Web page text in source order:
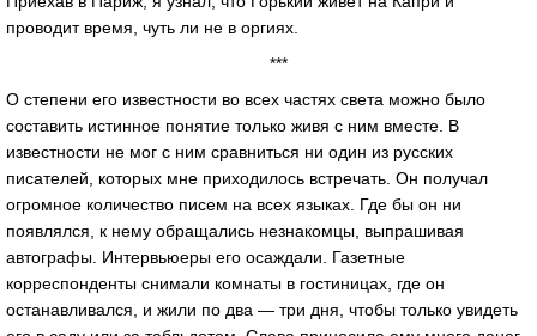
проводит время, чуть ли не в оргиях.
***
О степени его известности во всех частях света можно было
составить истинное понятие только живя с ним вместе. В
известности не мог с ним сравниться ни один из русских
писателей, которых мне приходилось встречать. Он получал
огромное количество писем на всех языках. Где бы он ни
появлялся, к нему обращались незнакомцы, выпрашивая
автографы. Интервьюеры его осаждали. Газетные
корреспонденты снимали комнаты в гостиницах, где он
останавливался, и жили по два — три дня, чтобы только увидеть